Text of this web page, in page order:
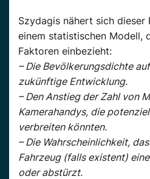
Szydagis nähert sich dieser
einem statistischen Modell,
Faktoren einbezieht:
– Die Bevölkerungsdichte
zukünftige Entwicklung.
– Den Anstieg der Zahl von
Kamerahandys, die
verbreiten könnten.
– Die Wahrscheinlichkeit,
Fahrzeug (falls existent)
oder abstürzt.